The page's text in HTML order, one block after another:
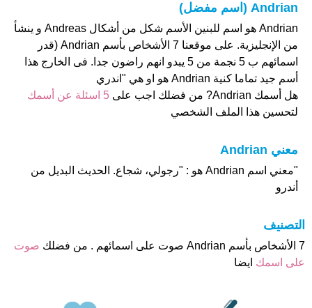
Andrian (اسم مفضل)
Andrian هو اسم للبنين الأسم شكل من أشكال Andreas و ينشأ
من الإنجليزية. على موقعنا 7 الأشخاص بأسم Andrian (قدر
اسمائهم ب 5 نجمة من 5 يبدو انهم راضون جدا. فى الخارج هذا
أسم جيد تماما كنية Andrian هو او هي "اندري
هل أسمك Andrian? من فضلك اجب على
5 اسئلة عن أسمك
لتحسين هذا الملف الشخصي
معني Andrian
"معني اسم Andrian هو : "رجولي، شجاع. الحديث البديل من
أندرو
التصنيف
7 الأشخاص بأسم Andrian صوت على اسمائهم . من فضلك
صوت
على اسمك ايضا